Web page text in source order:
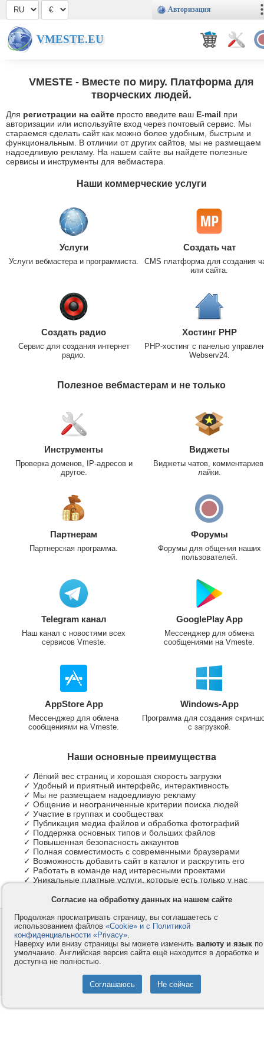
Авторизация
VMESTE.EU
VMESTE - Вместе по миру. Платформа для
творческих людей.
Для регистрации на сайте просто введите ваш E-mail при
авторизации или используйте вход через почтовый сервис. Мы
стараемся сделать сайт как можно более удобным, быстрым и
функциональным. В отличии от других сайтов, мы не размещаем
надоедливую рекламу. На нашем сайте вы найдете полезные
сервисы и инструменты для вебмастера.
Наши коммерческие услуги
Услуги
Услуги вебмастера и программиста.
Создать чат
CMS платформа для создания
или сайта.
Создать радио
Сервис для создания интернет
радио.
Хостинг PHP
PHP-хостинг с панелью
Webserv24.
Полезное вебмастерам и не только
Инструменты
Проверка доменов, IP-адресов и
другое.
Виджеты
Виджеты чатов,
лайки.
Партнерам
Партнерская программа.
Форумы
Форумы для общения наших
пользователей.
Telegram канал
Наш канал с новостями всех
сервисов Vmeste.
GooglePlay App
Мессенджер для обмена
сообщениями на Vmeste.
AppStore App
Мессенджер для обмена
сообщениями на Vmeste.
Windows-App
Программа для создания
с загрузкой.
Наши основные преимущества
✓ Лёгкий вес страниц и хорошая скорость загрузки
✓ Удобный и приятный интерфейс, интерактивность
✓ Мы не размещаем надоедливую рекламу
✓ Общение и неограниченные критерии поиска людей
✓ Участие в группах и сообществах
✓ Публикация медиа файлов и обработка фотографий
✓ Поддержка основных типов и больших файлов
✓ Повышенная безопасность аккаунтов
✓ Полная совместимость с современными браузерами
✓ Возможность добавить сайт в каталог и раскрутить его
✓ Работать в команде над интересными проектами
✓ Уникальные платные услуги, которые есть только у нас
Контакты
Компания
Privacy и Cookie
Услуги
Как оплатить
Помощь
© 2008-2026
- Все права защищены.
Согласие на обработку данных на нашем сайте
Продолжая просматривать страницу, вы соглашаетесь с
использованием файлов «Cookie» и с Политикой
конфиденциальности «Privacy».
Наверху или внизу страницы вы можете изменить валюту и язык по
умолчанию. Английская версия сайта ещё находится в доработке и
доступна не полностью.